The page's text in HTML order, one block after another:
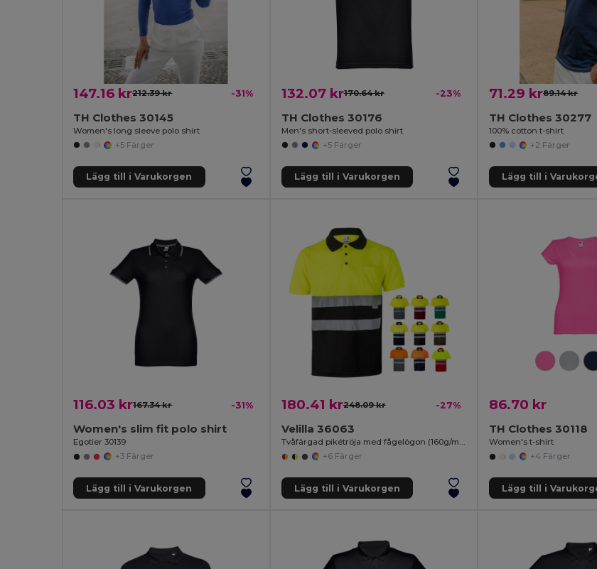
147.16 kr212.39 kr -31%
TH Clothes 30145
Women's long sleeve polo shirt
+5 Färger
Lägg till i Varukorgen
132.07 kr170.64 kr -23%
TH Clothes 30176
Men's short-sleeved polo shirt
+5 Färger
Lägg till i Varukorgen
71.29 kr89.14 kr
TH Clothes 30277
100% cotton t-shirt
+2 Färger
Lägg till i
116.03 kr167.34 kr -31%
Women's slim fit polo shirt
Egotier 30139
+3 Färger
Lägg till i Varukorgen
180.41 kr248.09 kr -27%
Velilla 36063
Tvåfärgad pikétröja med fågelögon (160g/m²) med korta ärmar, i polyester (100%)
+6 Färger
Lägg till i Varukorgen
86.70 kr
TH Clothes 30118
Women's t-shirt
+4 Färger
Lägg till i